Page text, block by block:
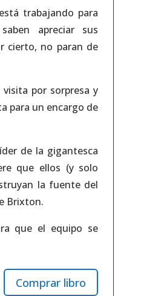
trabajando para
apreciar sus
cierto, no paran de
por sorpresa y
para un encargo de
de la gigantesca
que ellos (y solo
la fuente del
Brixton.
que el equipo se
Comprar libro